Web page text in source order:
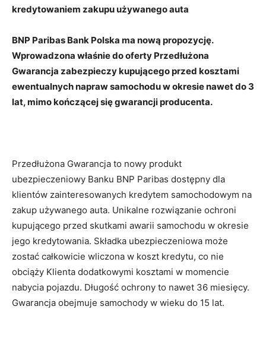
kredytowaniem zakupu używanego auta
BNP Paribas Bank Polska ma nową propozycję.
Wprowadzona właśnie do oferty Przedłużona
Gwarancja zabezpieczy kupującego przed kosztami
ewentualnych napraw samochodu w okresie nawet do 3
lat, mimo kończącej się gwarancji producenta.
Przedłużona Gwarancja to nowy produkt
ubezpieczeniowy Banku BNP Paribas dostępny dla
klientów zainteresowanych kredytem samochodowym na
zakup używanego auta. Unikalne rozwiązanie ochroni
kupującego przed skutkami awarii samochodu w okresie
jego kredytowania. Składka ubezpieczeniowa może
zostać całkowicie wliczona w koszt kredytu, co nie
obciąży Klienta dodatkowymi kosztami w momencie
nabycia pojazdu. Długość ochrony to nawet 36 miesięcy.
Gwarancja obejmuje samochody w wieku do 15 lat.